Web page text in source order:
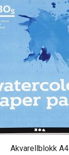
Akvarellblokk A4